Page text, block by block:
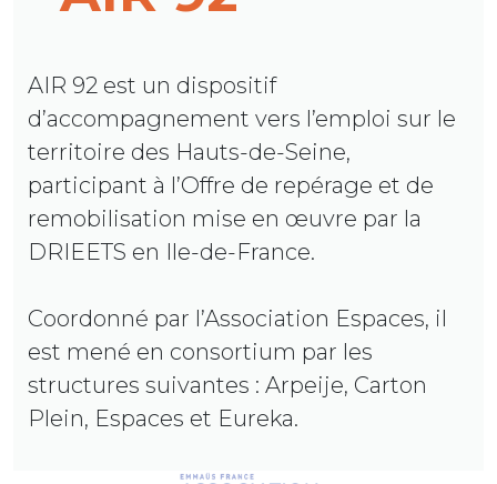
AIR 92 est un dispositif
d’accompagnement vers l’emploi sur le
territoire des Hauts-de-Seine,
participant à l’Offre de repérage et de
remobilisation mise en œuvre par la
DRIEETS en Ile-de-France.
Coordonné par l’Association Espaces, il
est mené en consortium par les
structures suivantes : Arpeije, Carton
Plein, Espaces et Eureka.